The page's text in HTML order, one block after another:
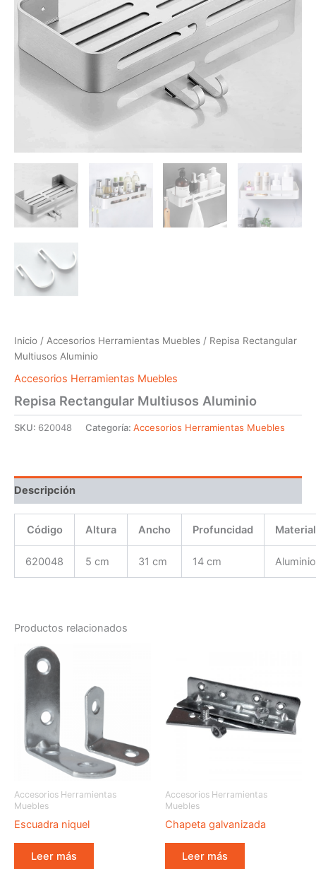
Inicio / Accesorios Herramientas Muebles / Repisa Rectangular
Multiusos Aluminio
Accesorios Herramientas Muebles
Repisa Rectangular Multiusos Aluminio
SKU: 620048 Categoría: Accesorios Herramientas Muebles
Descripción
Código Altura Ancho Profuncidad Material
620048 5 cm 31 cm 14 cm Aluminio
Productos relacionados
Accesorios Herramientas
Muebles
Escuadra niquel
Leer más
Accesorios Herramientas
Muebles
Chapeta galvanizada
Leer más